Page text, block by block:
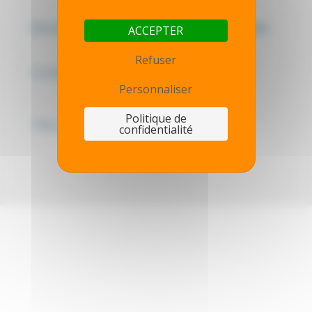
Mentions légales - Politique de confidentialité
ACCEPTER
Refuser
Personnaliser
Politique de
confidentialité